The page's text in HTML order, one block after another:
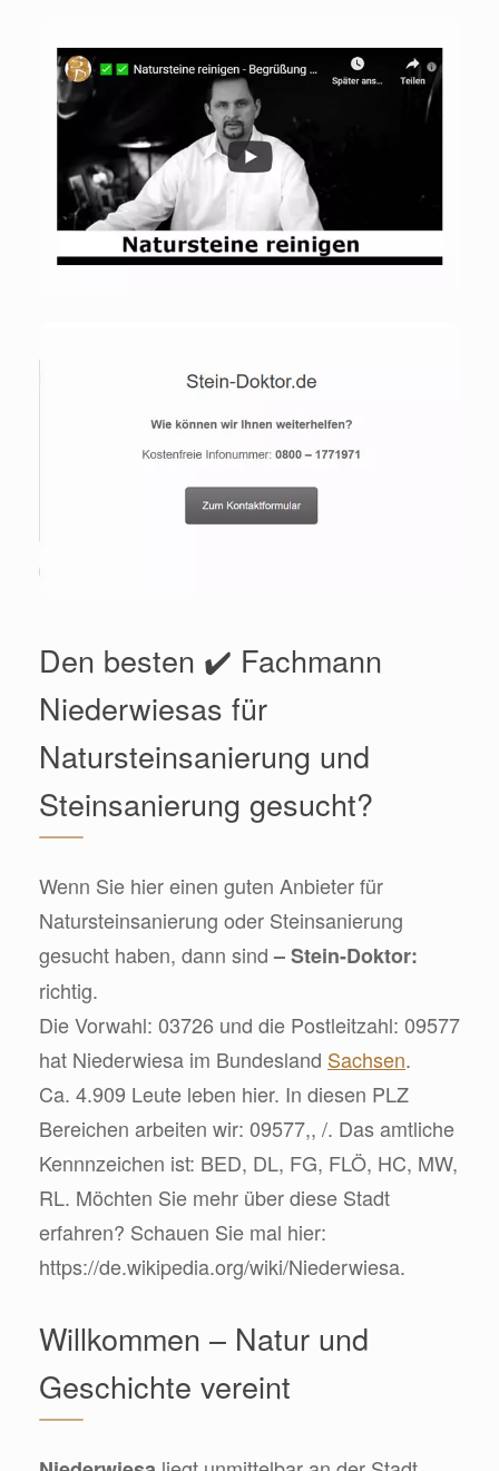
Den besten ✔️ Fachmann
Niederwiesas für
Natursteinsanierung und
Steinsanierung gesucht?
Wenn Sie hier einen guten Anbieter für
Natursteinsanierung oder Steinsanierung
gesucht haben, dann sind– Stein-Doktor:
richtig.
Die Vorwahl: 03726 und die Postleitzahl: 09577
hat Niederwiesa im Bundesland Sachsen.
Ca. 4.909 Leute leben hier. In diesen PLZ
Bereichen arbeiten wir: 09577,, /. Das amtliche
Kennnzeichen ist: BED, DL, FG, FLÖ, HC, MW,
RL. Möchten Sie mehr über diese Stadt
erfahren? Schauen Sie mal hier:
https://de.wikipedia.org/wiki/Niederwiesa.
Willkommen – Natur und
Geschichte vereint